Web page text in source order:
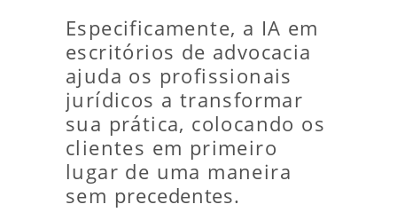
Especificamente, a IA em
escritórios de advocacia
ajuda os profissionais
jurídicos a transformar
sua prática, colocando os
clientes em primeiro
lugar de uma maneira
sem precedentes.